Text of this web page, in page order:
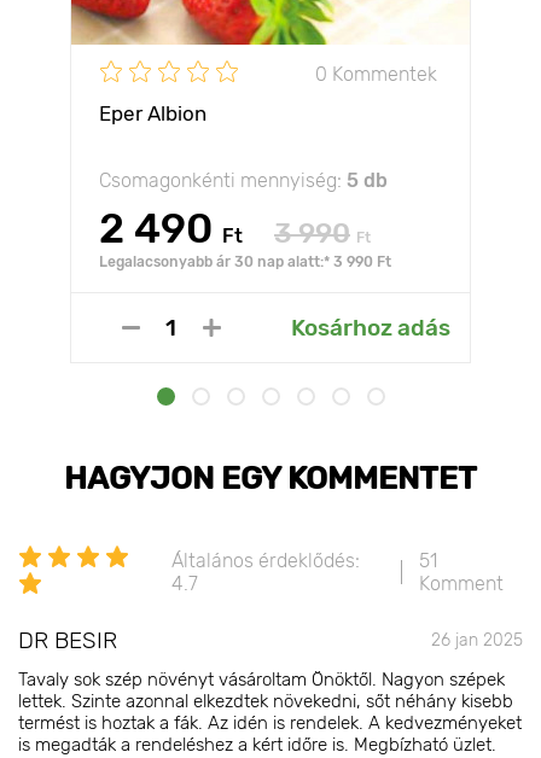
0 Kommentek
Eper Albion
Csomagonkénti mennyiség: 5 db
2 490 Ft 3 990 Ft
Legalacsonyabb ár 30 nap alatt:* 3 990 Ft
Kosárhoz adás
HAGYJON EGY KOMMENTET
Általános érdeklődés:
4.7
51
Komment
DR BESIR 26 jan 2025
Tavaly sok szép növényt vásároltam Önöktől. Nagyon szépek
lettek. Szinte azonnal elkezdtek növekedni, sőt néhány kisebb
termést is hoztak a fák. Az idén is rendelek. A kedvezményeket
is megadták a rendeléshez a kért időre is. Megbízható üzlet.